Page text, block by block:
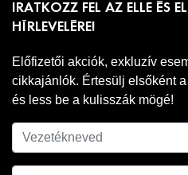
IRATKOZZ FEL AZ ELLE ÉS
HÍRLEVELÉRE!
Előfizetői akciók, exkluzív
cikkajánlók. Értesülj elsőként
és less be a kulisszák mögé!